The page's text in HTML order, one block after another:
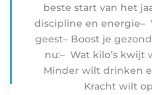
beste start van het
discipline en energie–
geest– Boost je
nu:– Wat kilo’s kwijt
Minder wilt drinken
Kracht wilt